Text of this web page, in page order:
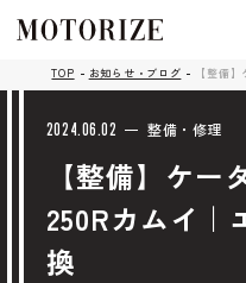
こだわり
輸入車買取査定依頼
Phone
電話受付時間
TOP お知らせ・ブログ 【整備
2024.06.02 整備・修理
【整備】ケー
250Rカムイ｜
換